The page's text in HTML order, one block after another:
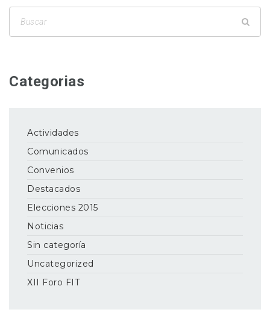
Categorias
Actividades
Comunicados
Convenios
Destacados
Elecciones 2015
Noticias
Sin categoría
Uncategorized
XII Foro FIT